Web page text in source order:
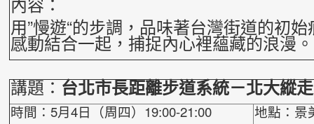
用”慢遊“的步調，品味著台灣街道的初
感動結合一起，捕捉內心裡蘊藏的浪漫。
講題：台北市長距離步道系統－北大縱
時間：5月4日（周四）19:00-21:00
地點：景